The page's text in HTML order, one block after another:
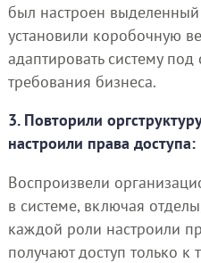
был настроен
установили коробочную
адаптировать систему
требования бизнеса.
3. Повторили
настроили права доступа:
Воспроизвели
в системе, включая
каждой роли настроили
получают доступ только